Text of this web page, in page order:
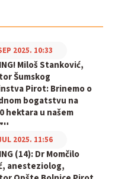
Miloš Stanković,
Šumskog
Pirot: Brinemo o
bogatstvu na
hektara u našem
2025. 10:33
(14): Dr Momčilo
anesteziolog,
2025. 11:56